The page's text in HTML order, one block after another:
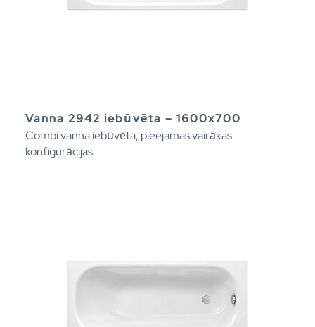
Vanna 2942 iebūvēta – 1600x700
Combi vanna iebūvēta, pieejamas vairākas
konfigurācijas